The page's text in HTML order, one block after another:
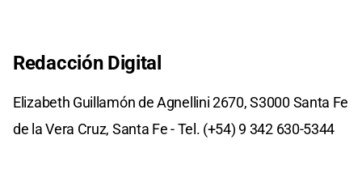
Redacción Digital
Elizabeth Guillamón de Agnellini 2670, S3000 Santa Fe
de la Vera Cruz, Santa Fe - Tel. (+54) 9 342 630-5344